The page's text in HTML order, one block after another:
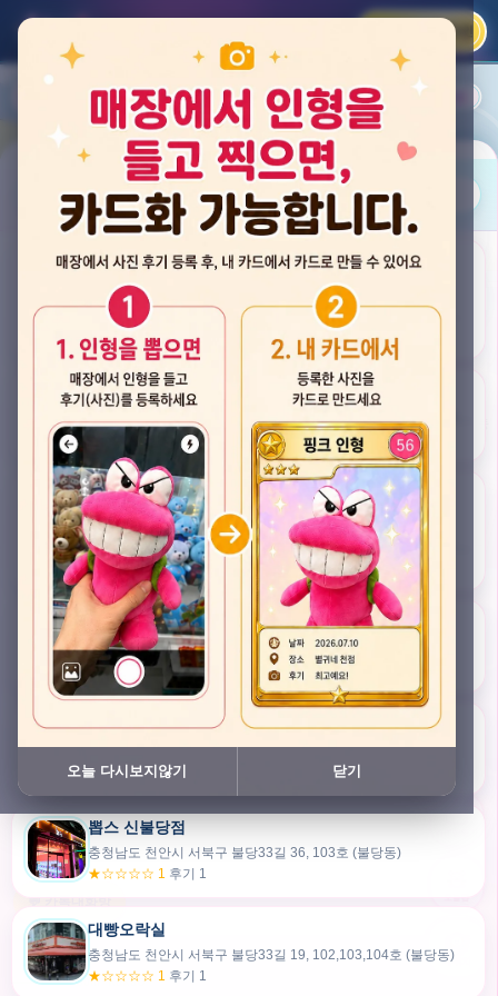
카카오 로그인
평점순 내 주변 즐겨찾기
뽑스 천안 불당점
★★★★☆ 4.2 후기 33
게임플렉스 불당동점
★★★☆☆ 2.5 후기 4
뽑기랜드
★★★★★ 4.7후기 49
픽스팟 불당점
충청남도 천안시 서북구 불당33길 47, 106호 (불당동)
★☆☆☆☆ 1 후기 1
쿠보 신불당점
충청남도 천안시 서북구 불당33길 35, 105호 (불당동)
★★★☆☆ 2.5후기 2
뽑스 신불당점
충청남도 천안시 서북구 불당33길 36, 103호 (불당동)
★☆☆☆☆ 1 후기 1
대빵오락실
충청남도 천안시 서북구 불당33길 19, 102,103,104호 (불당동)
★☆☆☆☆ 1 후기 1
30m
내위치
💬 카톡대화방
오늘 다시보지않기 닫기